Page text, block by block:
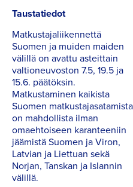
Taustatiedot
Matkustajaliikennettä
Suomen ja muiden maiden
välillä on avattu asteittain
valtioneuvoston 7.5, 19.5 ja
15.6. päätöksin.
Matkustaminen kaikista
Suomen matkustajasatamista
on mahdollista ilman
omaehtoiseen karanteeniin
jäämistä Suomen ja Viron,
Latvian ja Liettuan sekä
Norjan, Tanskan ja Islannin
välillä.